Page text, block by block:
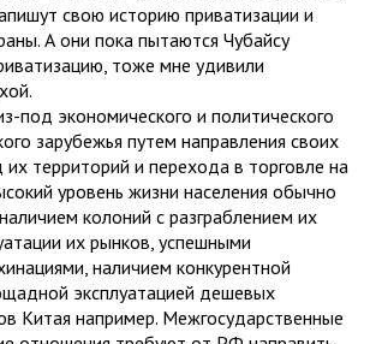
свою историю приватизации и
А они пока пытаются Чубайсу
тоже мне удивили
под экономического и политического
зарубежья путем направления своих
территорий и перехода в торговле на
уровень жизни населения обычно
колоний с разграблением их
их рынков, успешными
наличием конкурентной
эксплуатацией дешевых
Китая например. Межгосударственные